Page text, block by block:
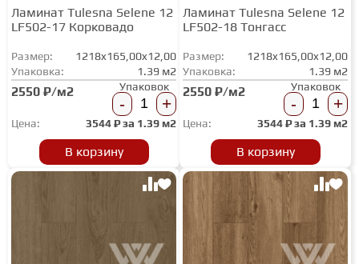
Ламинат Tulesna Selene 12
LF502-17 Корковадо
Размер:
1218x165,00x12,00
Упаковка:
1.39 м2
2550 ₽/м2 Упаковок
- +
Цена: 3544₽ за 1.39 м2
В корзину
Ламинат Tulesna Selene 12
LF502-18 Тонгасс
Размер:
1218x165,00x12,00
Упаковка:
1.39 м2
2550 ₽/м2 Упаковок
- +
Цена: 3544₽ за 1.39 м2
В корзину